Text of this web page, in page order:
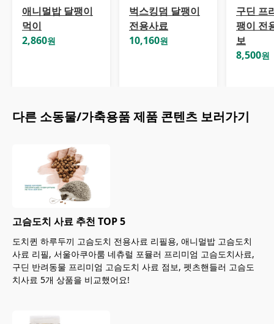
애니멀밥 달팽이
먹이
2,860원
벅스킹덤 달팽이
전용사료
10,160원
구딘 프
팽이 전
보
8,500원
다른 소동물/가축용품제품 콘텐츠 보러가기
고슴도치 사료 추천 TOP 5
도치퀸 하루두끼 고슴도치 전용사료 리필용, 애니멀밥 고슴도치
사료 리필, 서울아쿠아룸 네츄럴 포뮬러 프리미엄 고슴도치사료,
구딘 반려동물 프리미엄 고슴도치 사료 점보, 펫츠핸들러 고슴도
치사료 5개 상품을 비교했어요!